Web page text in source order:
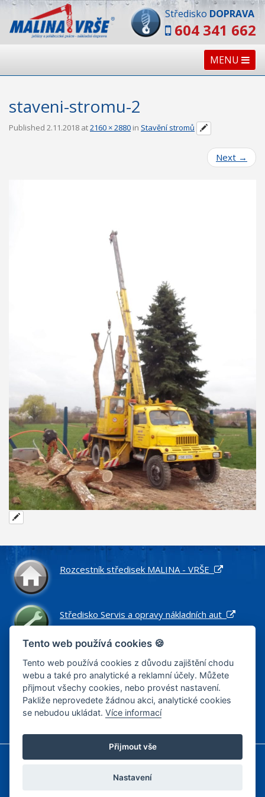
Středisko DOPRAVA
604 341 662
MENU
staveni-stromu-2
Published 2.11.2018 at2160 × 2880 in Stavění stromů
Next →
Rozcestník středisek MALINA - VRŠE
Středisko Servis a opravy nákladních aut
Středisko Náhradní díly pro nákladní vozidla
Středisko Zemní práce a stavby
Informace o cookies
Zásady zpracování osobních údajů
Zásady zpracování osobních údajů – výběrová řízení
Tento web používá cookies 🍪
Tento web používá cookies z důvodu zajištění chodu
webu a také pro analytické a reklamní účely. Můžete
přijmout všechy cookies, nebo provést nastavení.
Pakliže neprovedete žádnou akci, analytické cookies
se nebudou ukládat.Více informací
Přijmout vše
Nastavení